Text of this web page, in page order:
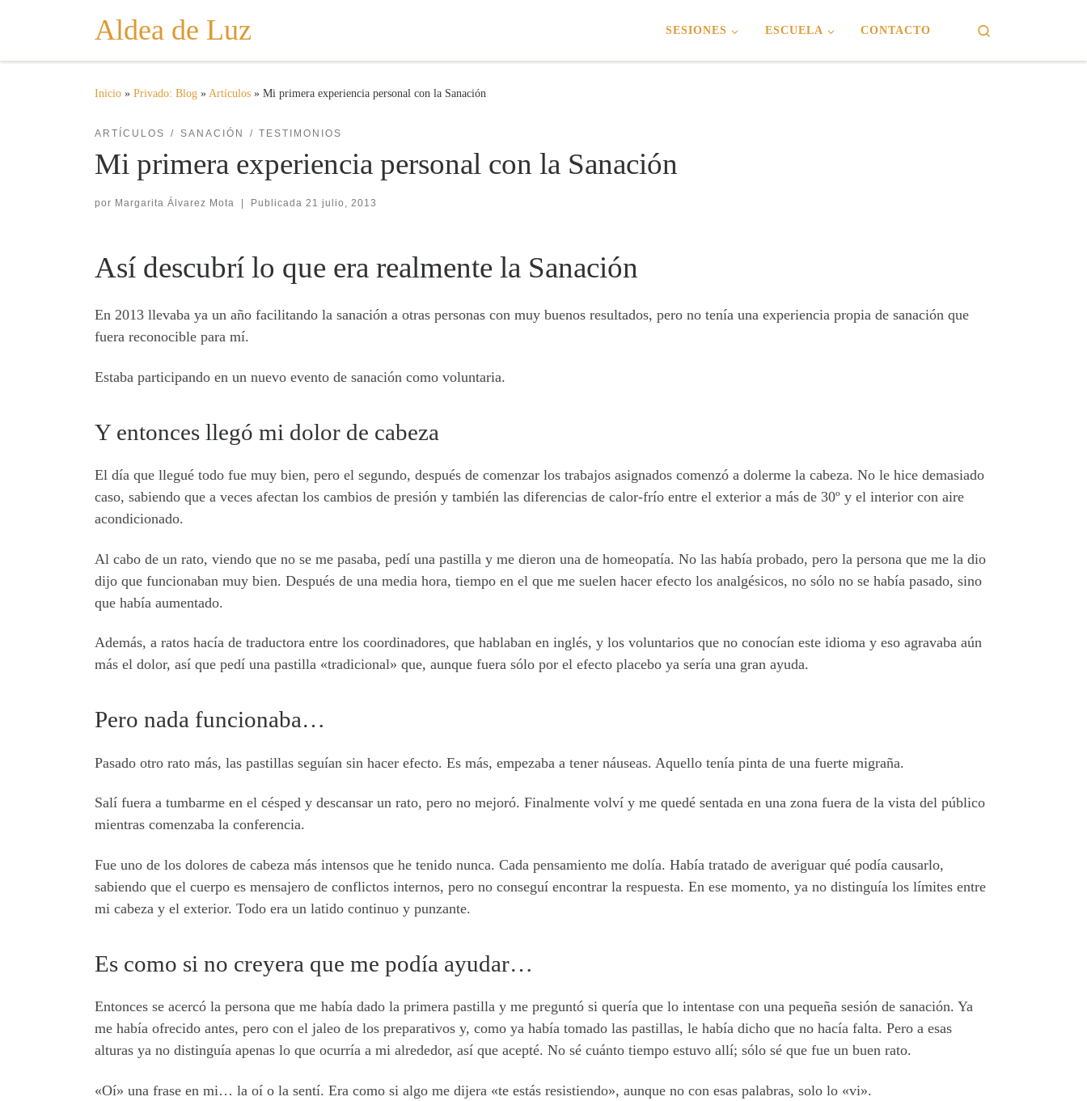
Saltar al contenidoAldea de Luz SESIONES ESCUELA CONTACTO
Inicio » Privado: Blog »Artículos » Mi primera experiencia personal con la Sanación
ARTÍCULOS SANACIÓN TESTIMONIOS
Mi primera experiencia personal con la Sanación
por Margarita Álvarez Mota Publicada 21 julio, 2013
Así descubrí lo que era realmente la Sanación
En 2013 llevaba ya un año facilitando la sanación a otras personas con muy buenos resultados, pero no tenía una experiencia propia de sanación que
fuera reconocible para mí.
Estaba participando en un nuevo evento de sanación como voluntaria.
Y entonces llegó mi dolor de cabeza
El día que llegué todo fue muy bien, pero el segundo, después de comenzar los trabajos asignados comenzó a dolerme la cabeza. No le hice demasiado
caso, sabiendo que a veces afectan los cambios de presión y también las diferencias de calor-frío entre el exterior a más de 30º y el interior con aire
acondicionado.
Al cabo de un rato, viendo que no se me pasaba, pedí una pastilla y me dieron una de homeopatía. No las había probado, pero la persona que me la dio
dijo que funcionaban muy bien. Después de una media hora, tiempo en el que me suelen hacer efecto los analgésicos, no sólo no se había pasado, sino
que había aumentado.
Además, a ratos hacía de traductora entre los coordinadores, que hablaban en inglés, y los voluntarios que no conocían este idioma y eso agravaba aún
más el dolor, así que pedí una pastilla «tradicional» que, aunque fuera sólo por el efecto placebo ya sería una gran ayuda.
Pero nada funcionaba…
Pasado otro rato más, las pastillas seguían sin hacer efecto. Es más, empezaba a tener náuseas. Aquello tenía pinta de una fuerte migraña.
Salí fuera a tumbarme en el césped y descansar un rato, pero no mejoró. Finalmente volví y me quedé sentada en una zona fuera de la vista del público
mientras comenzaba la conferencia.
Fue uno de los dolores de cabeza más intensos que he tenido nunca. Cada pensamiento me dolía. Había tratado de averiguar qué podía causarlo,
sabiendo que el cuerpo es mensajero de conflictos internos, pero no conseguí encontrar la respuesta. En ese momento, ya no distinguía los límites entre
mi cabeza y el exterior. Todo era un latido continuo y punzante.
Es como si no creyera que me podía ayudar…
Entonces se acercó la persona que me había dado la primera pastilla y me preguntó si quería que lo intentase con una pequeña sesión de sanación. Ya
me había ofrecido antes, pero con el jaleo de los preparativos y, como ya había tomado las pastillas, le había dicho que no hacía falta. Pero a esas
alturas ya no distinguía apenas lo que ocurría a mi alrededor, así que acepté. No sé cuánto tiempo estuvo allí; sólo sé que fue un buen rato.
«Oí» una frase en mi… la oí o la sentí. Era como si algo me dijera «te estás resistiendo», aunque no con esas palabras, solo lo «vi».